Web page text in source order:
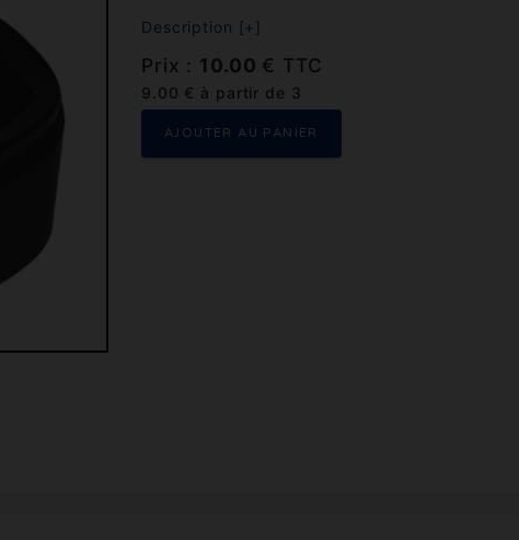
Description [+]
Prix : 10.00 € TTC
9.00 € à partir de 3